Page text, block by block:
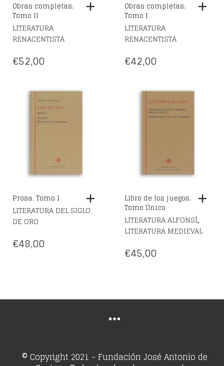
Obras completas.
Tomo II
LITERATURA
RENACENTISTA
€52,00
Obras completas.
Tomo I
LITERATURA
RENACENTISTA
€42,00
Prosa. Tomo I
LITERATURA DEL SIGLO
DE ORO
€48,00
Libro de los juegos.
Tomo Único
LITERATURA ALFONSÍ,
LITERATURA MEDIEVAL
€45,00
© Copyright 2021 - Fundación José Antonio de